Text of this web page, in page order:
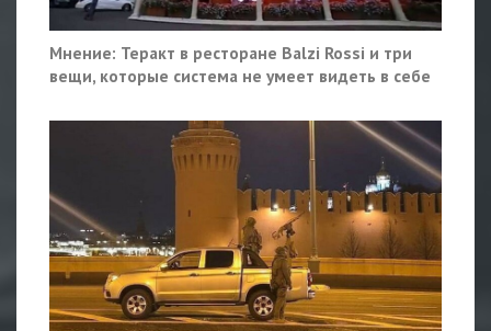
Мнение: Теракт в ресторане Balzi Rossi и три
вещи, которые система не умеет видеть в себе